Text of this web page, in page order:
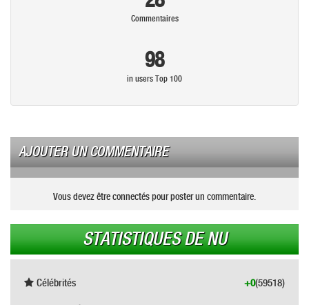
Commentaires
98
in users Top 100
AJOUTER UN COMMENTAIRE
Vous devez être connectés pour poster un commentaire.
STATISTIQUES DE NU
Célébrités (59518)
+0